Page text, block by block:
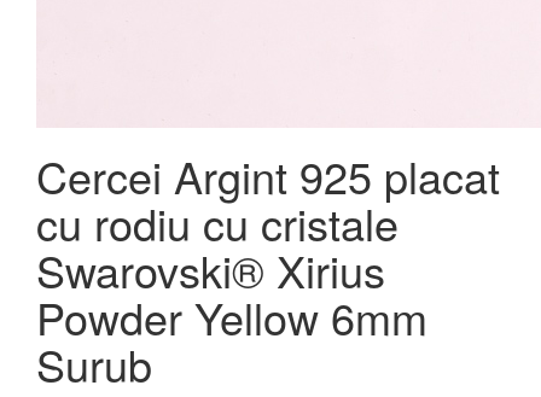
Cercei Argint 925 placat
cu rodiu cu cristale
Swarovski® Xirius
Powder Yellow 6mm
Surub